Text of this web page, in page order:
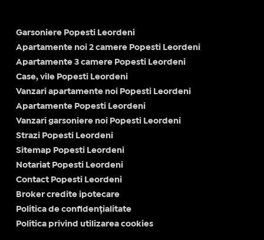
Garsoniere Popesti Leordeni
Apartamente noi 2 camere Popesti Leordeni
Apartamente 3 camere Popesti Leordeni
Case, vile Popesti Leordeni
Vanzari apartamente noi Popesti Leordeni
Apartamente Popesti Leordeni
Vanzari garsoniere noi Popesti Leordeni
Strazi Popesti Leordeni
Sitemap Popesti Leordeni
Notariat Popesti Leordeni
Contact Popesti Leordeni
Broker credite ipotecare
Politica de confidențialitate
Politica privind utilizarea cookies